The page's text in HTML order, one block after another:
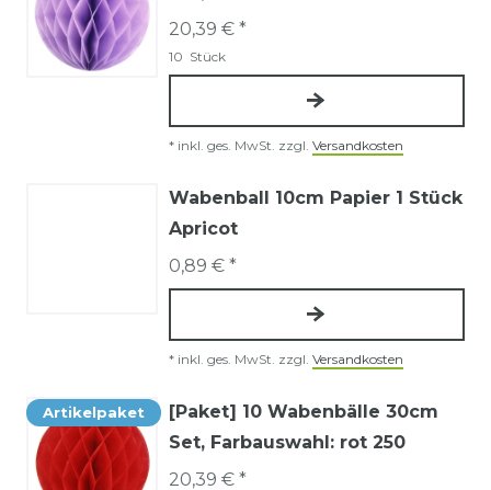
20,39 € *
10 Stück
* inkl. ges. MwSt. zzgl. Versandkosten
Wabenball 10cm Papier 1 Stück
Apricot
0,89 € *
* inkl. ges. MwSt. zzgl. Versandkosten
Artikelpaket
[Paket] 10 Wabenbälle 30cm
Set, Farbauswahl: rot 250
20,39 € *